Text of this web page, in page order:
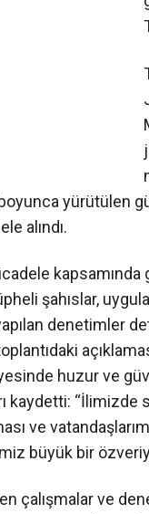
boyunca yürütülen
alındı.
kapsamında
şahıslar,
denetimler
huzur ve
kaydetti: “İlimizde
ve
büyük bir
çalışmalar ve